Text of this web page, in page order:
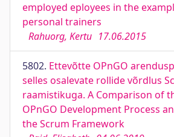
employed eployees in the
personal trainers
Rahuorg, Kertu 17.06.2015
5802. Ettevõtte OPnGO
selles osalevate rollide võrdlus
raamistikuga. A Comparison of
OPnGO Development Process
the Scrum Framework